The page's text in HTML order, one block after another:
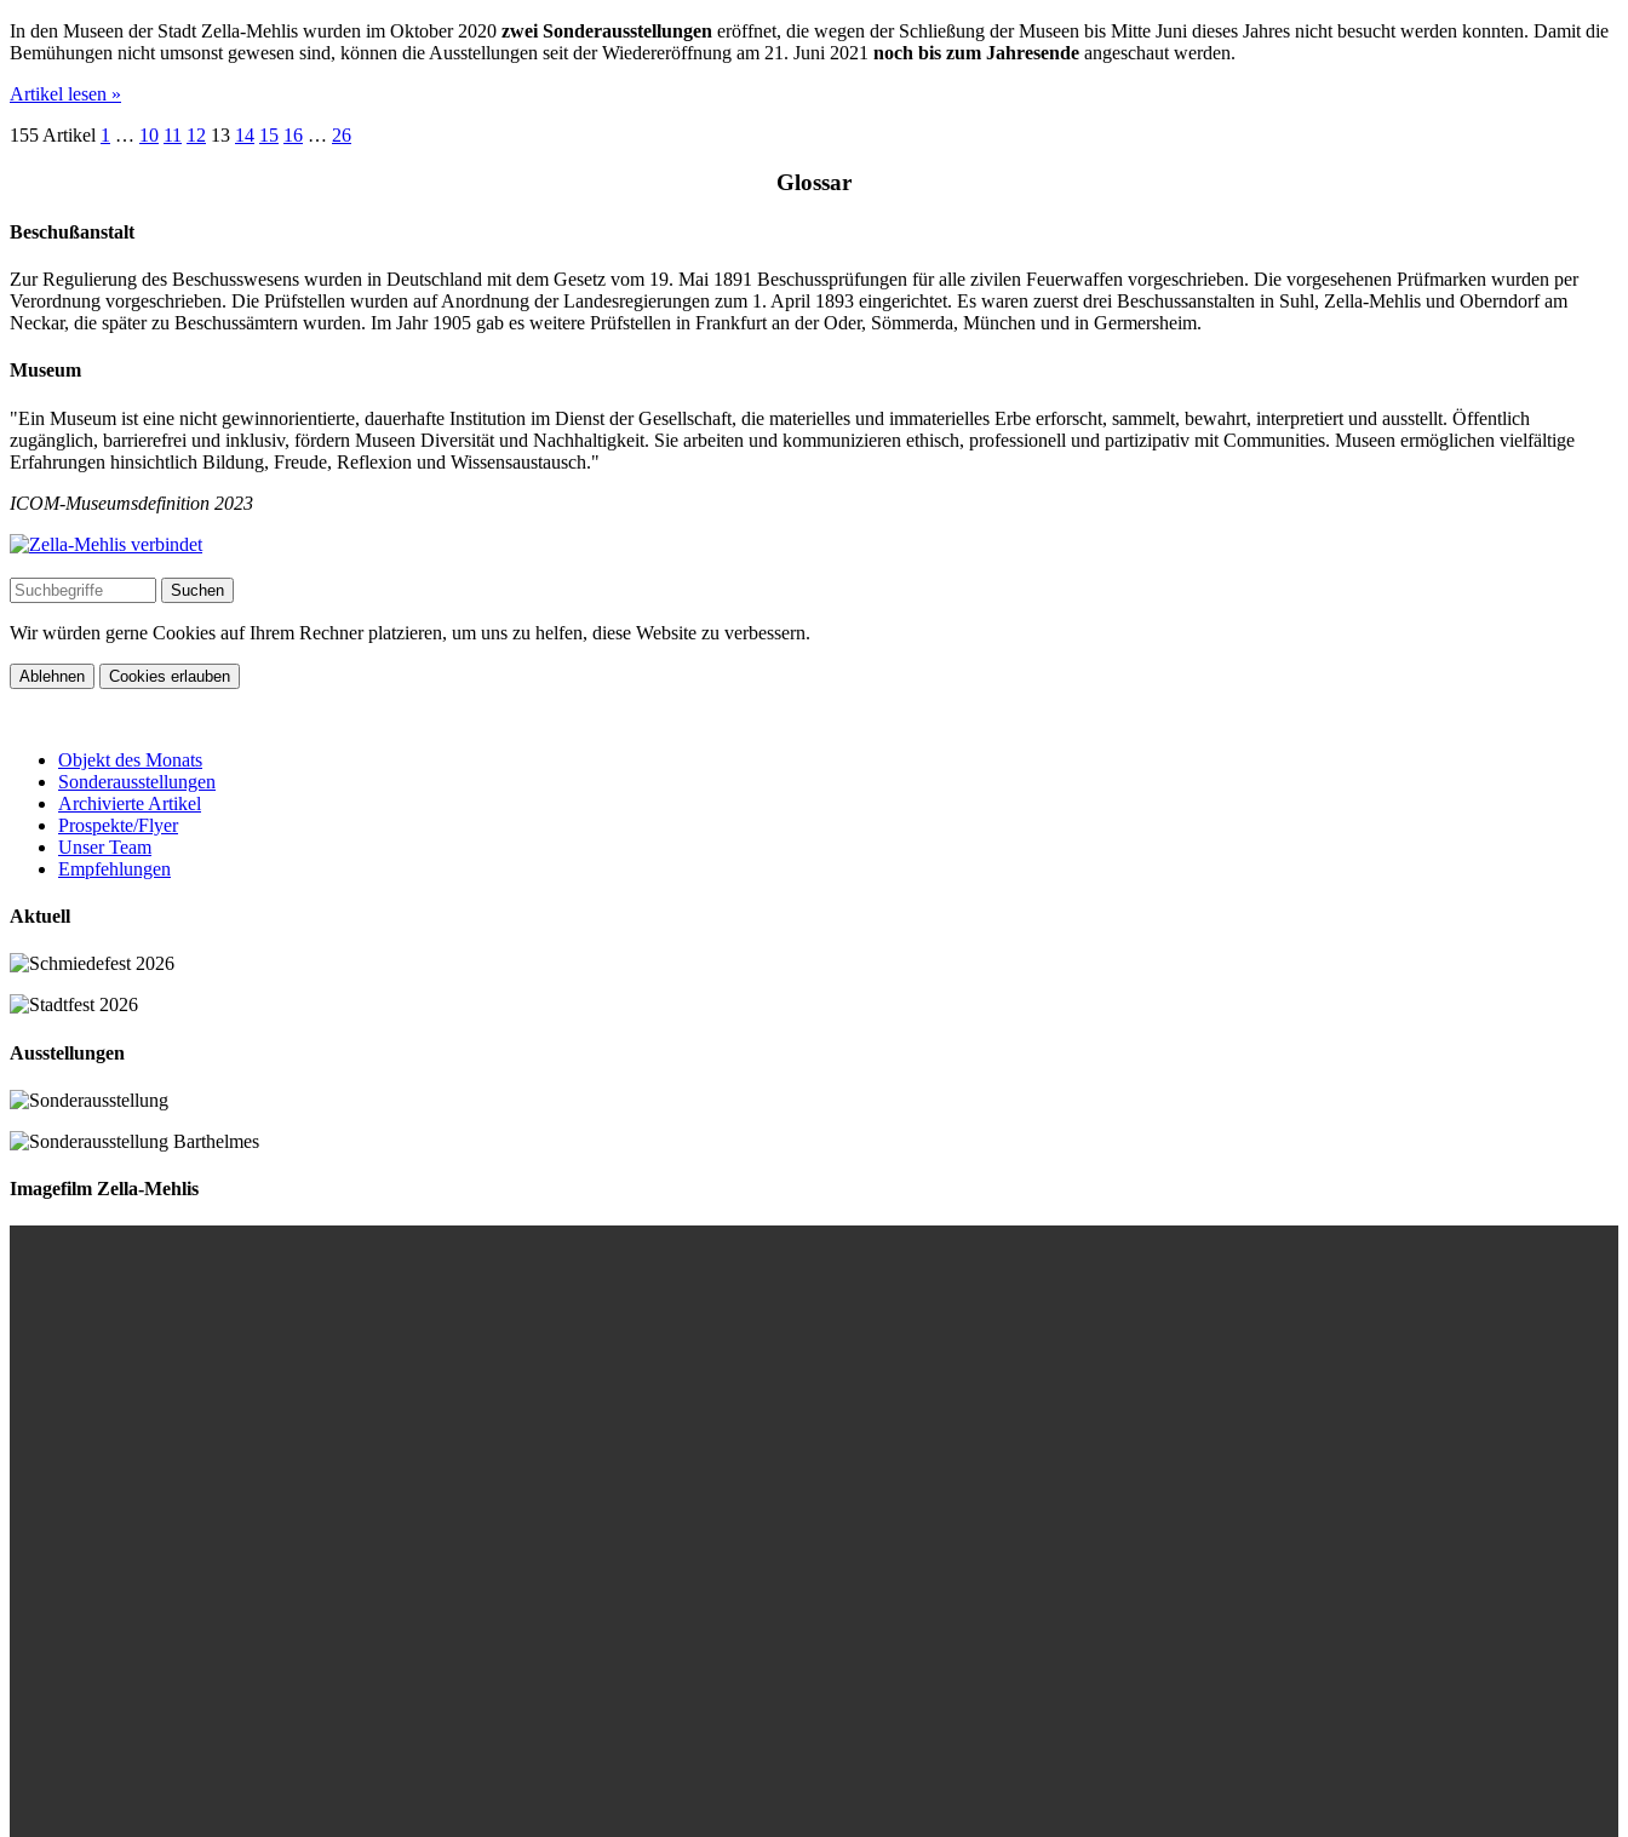
In den Museen der Stadt Zella-Mehlis wurden im Oktober 2020 zwei Sonderausstellungen eröffnet, die wegen der Schließung der Museen bis Mitte Juni dieses Jahres nicht besucht werden konnten. Damit die
Bemühungen nicht umsonst gewesen sind, können die Ausstellungen seit der Wiedereröffnung am 21. Juni 2021 noch bis zum Jahresende angeschaut werden.
Artikel lesen »
155 Artikel 1 … 10 11 12 13 14 15 16 … 26
Glossar
Beschußanstalt
Zur Regulierung des Beschusswesens wurden in Deutschland mit dem Gesetz vom 19. Mai 1891 Beschussprüfungen für alle zivilen Feuerwaffen vorgeschrieben. Die vorgesehenen Prüfmarken wurden per
Verordnung vorgeschrieben. Die Prüfstellen wurden auf Anordnung der Landesregierungen zum 1. April 1893 eingerichtet. Es waren zuerst drei Beschussanstalten in Suhl, Zella-Mehlis und Oberndorf am
Neckar, die später zu Beschussämtern wurden. Im Jahr 1905 gab es weitere Prüfstellen in Frankfurt an der Oder, Sömmerda, München und in Germersheim.
Museum
"Ein Museum ist eine nicht gewinnorientierte, dauerhafte Institution im Dienst der Gesellschaft, die materielles und immaterielles Erbe erforscht, sammelt, bewahrt, interpretiert und ausstellt. Öffentlich
zugänglich, barrierefrei und inklusiv, fördern Museen Diversität und Nachhaltigkeit. Sie arbeiten und kommunizieren ethisch, professionell und partizipativ mit Communities. Museen ermöglichen vielfältige
Erfahrungen hinsichtlich Bildung, Freude, Reflexion und Wissensaustausch."
ICOM-Museumsdefinition 2023
Wir würden gerne Cookies auf Ihrem Rechner platzieren, um uns zu helfen, diese Website zu verbessern.
Ablehnen Cookies erlauben
Objekt des Monats
Sonderausstellungen
Archivierte Artikel
Prospekte/Flyer
Unser Team
Empfehlungen
Aktuell
Ausstellungen
Imagefilm Zella-Mehlis